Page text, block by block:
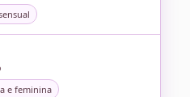
e feminina